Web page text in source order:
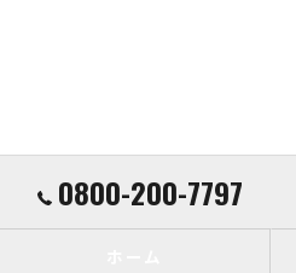
0800-200-7797